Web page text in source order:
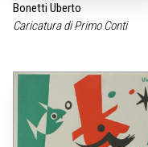
Bonetti Uberto
Caricatura di Primo Conti